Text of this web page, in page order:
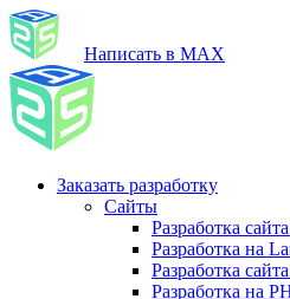
Написать в MAX
Заказать разработку
Сайты
Разработка
Разработка на
Разработка
Разработка на